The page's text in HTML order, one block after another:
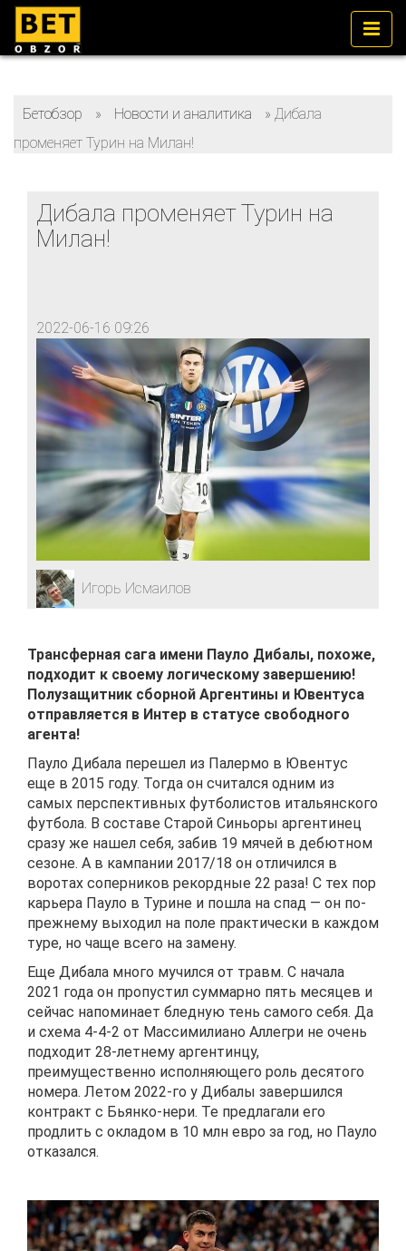
Бетобзор » Новости и аналитика » Дибала
променяет Турин на Милан!
Дибала променяет Турин на
Милан!
2022-06-16 09:26
Игорь Исмаилов
Трансферная сага имени Пауло Дибалы, похоже,
подходит к своему логическому завершению!
Полузащитник сборной Аргентины и Ювентуса
отправляется в Интер в статусе свободного
агента!
Пауло Дибала перешел из Палермо в Ювентус
еще в 2015 году. Тогда он считался одним из
самых перспективных футболистов итальянского
футбола. В составе Старой Синьоры аргентинец
сразу же нашел себя, забив 19 мячей в дебютном
сезоне. А в кампании 2017/18 он отличился в
воротах соперников рекордные 22 раза! С тех пор
карьера Пауло в Турине и пошла на спад — он по-
прежнему выходил на поле практически в каждом
туре, но чаще всего на замену.
Еще Дибала много мучился от травм. С начала
2021 года он пропустил суммарно пять месяцев и
сейчас напоминает бледную тень самого себя. Да
и схема 4-4-2 от Массимилиано Аллегри не очень
подходит 28-летнему аргентинцу,
преимущественно исполняющего роль десятого
номера. Летом 2022-го у Дибалы завершился
контракт с Бьянко-нери. Те предлагали его
продлить с окладом в 10 млн евро за год, но Пауло
отказался.